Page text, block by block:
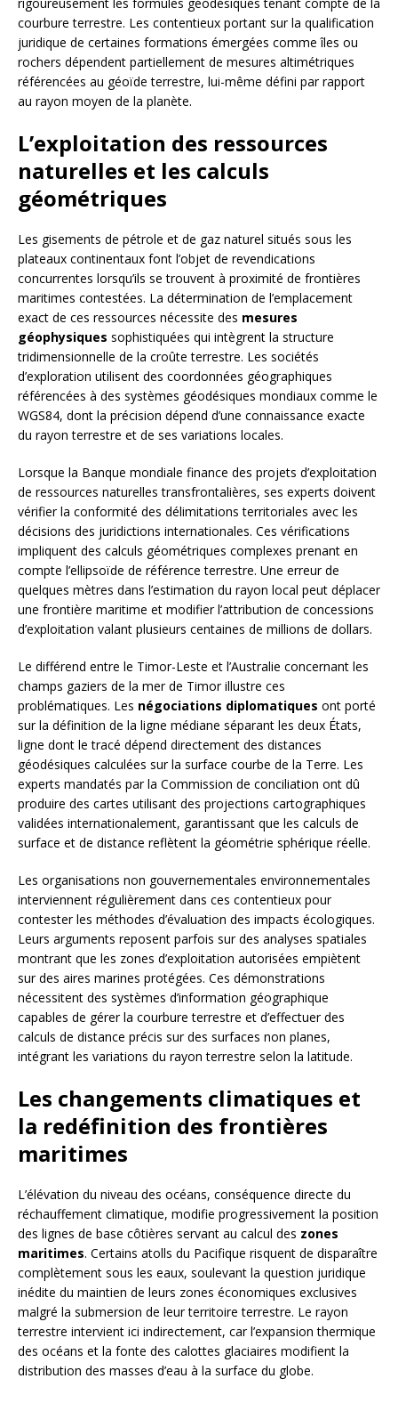
courbure terrestre. Les contentieux portant sur la qualification
juridique de certaines formations émergées comme îles ou
rochers dépendent partiellement de mesures altimétriques
référencées au géoïde terrestre, lui-même défini par rapport
au rayon moyen de la planète.
L’exploitation des ressources
naturelles et les calculs
géométriques
Les gisements de pétrole et de gaz naturel situés sous les
plateaux continentaux font l’objet de revendications
concurrentes lorsqu’ils se trouvent à proximité de frontières
maritimes contestées. La détermination de l’emplacement
exact de ces ressources nécessite des mesures
géophysiques sophistiquées qui intègrent la structure
tridimensionnelle de la croûte terrestre. Les sociétés
d’exploration utilisent des coordonnées géographiques
référencées à des systèmes géodésiques mondiaux comme le
WGS84, dont la précision dépend d’une connaissance exacte
du rayon terrestre et de ses variations locales.
Lorsque la Banque mondiale finance des projets d’exploitation
de ressources naturelles transfrontalières, ses experts doivent
vérifier la conformité des délimitations territoriales avec les
décisions des juridictions internationales. Ces vérifications
impliquent des calculs géométriques complexes prenant en
compte l’ellipsoïde de référence terrestre. Une erreur de
quelques mètres dans l’estimation du rayon local peut déplacer
une frontière maritime et modifier l’attribution de concessions
d’exploitation valant plusieurs centaines de millions de dollars.
Le différend entre le Timor-Leste et l’Australie concernant les
champs gaziers de la mer de Timor illustre ces
problématiques. Les négociations diplomatiques ont porté
sur la définition de la ligne médiane séparant les deux États,
ligne dont le tracé dépend directement des distances
géodésiques calculées sur la surface courbe de la Terre. Les
experts mandatés par la Commission de conciliation ont dû
produire des cartes utilisant des projections cartographiques
validées internationalement, garantissant que les calculs de
surface et de distance reflètent la géométrie sphérique réelle.
Les organisations non gouvernementales environnementales
interviennent régulièrement dans ces contentieux pour
contester les méthodes d’évaluation des impacts écologiques.
Leurs arguments reposent parfois sur des analyses spatiales
montrant que les zones d’exploitation autorisées empiètent
sur des aires marines protégées. Ces démonstrations
nécessitent des systèmes d’information géographique
capables de gérer la courbure terrestre et d’effectuer des
calculs de distance précis sur des surfaces non planes,
intégrant les variations du rayon terrestre selon la latitude.
Les changements climatiques et
la redéfinition des frontières
maritimes
L’élévation du niveau des océans, conséquence directe du
réchauffement climatique, modifie progressivement la position
des lignes de base côtières servant au calcul des zones
maritimes. Certains atolls du Pacifique risquent de disparaître
complètement sous les eaux, soulevant la question juridique
inédite du maintien de leurs zones économiques exclusives
malgré la submersion de leur territoire terrestre. Le rayon
terrestre intervient ici indirectement, car l’expansion thermique
des océans et la fonte des calottes glaciaires modifient la
distribution des masses d’eau à la surface du globe.